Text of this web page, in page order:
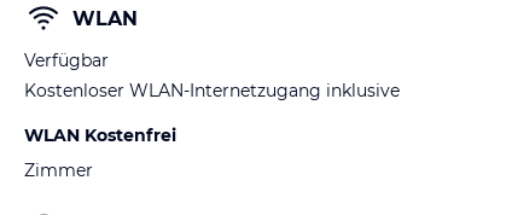
WLAN
Verfügbar
Kostenloser WLAN-Internetzugang inklusive
WLAN Kostenfrei
Zimmer